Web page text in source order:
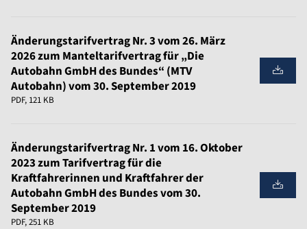
Änderungstarifvertrag Nr. 3 vom 26. März
2026 zum Manteltarifvertrag für „Die
Autobahn GmbH des Bundes“ (MTV
Autobahn) vom 30. September 2019
PDF, 121 KB
Änderungstarifvertrag Nr. 1 vom 16. Oktober
2023 zum Tarifvertrag für die
Kraftfahrerinnen und Kraftfahrer der
Autobahn GmbH des Bundes vom 30.
September 2019
PDF, 251 KB